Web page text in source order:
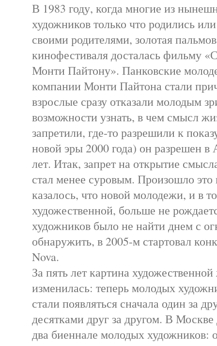
В 1983 году, когда многие из
художников только что родились
своими родителями, золотая
кинофестиваля досталась фильму
Монти Пайтону». Панковские
компании Монти Пайтона стали
взрослые сразу отказали молодым
возможности узнать, в чем смысл
запретили, где-то разрешили к
новой эры 2000 года) он разрешен в
лет. Итак, запрет на открытие
стал менее суровым. Произошло это
казалось, что новой молодежи, и в
художественной, больше не
художников было не найти днем с
обнаружить, в 2005-м стартовал
Nova.
За пять лет картина
изменилась: теперь молодых
стали появляться сначала один за
десятками друг за другом. В
два биеннале молодых художников: